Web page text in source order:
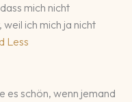
mich nicht
ich mich ja nicht
Less
es schön, wenn jemand